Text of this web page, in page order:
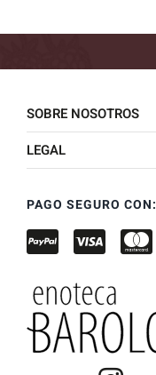
SOBRE NOSOTROS
LEGAL
PAGO SEGURO CON: